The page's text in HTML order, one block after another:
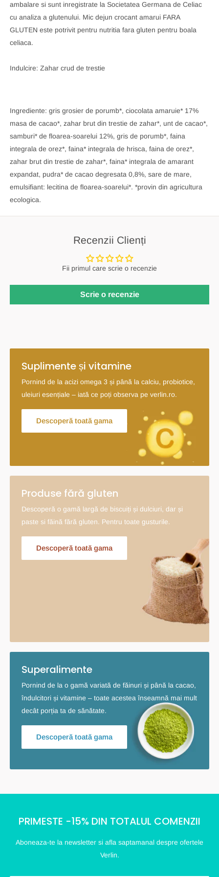
ambalare si sunt inregistrate la Societatea Germana de Celiac
cu analiza a glutenului. Mic dejun crocant amarui FARA
GLUTEN este potrivit pentru nutritia fara gluten pentru boala
celiaca.
Indulcire: Zahar crud de trestie
Ingrediente: gris grosier de porumb*, ciocolata amaruie* 17%
masa de cacao*, zahar brut din trestie de zahar*, unt de cacao*,
samburi* de floarea-soarelui 12%, gris de porumb*, faina
integrala de orez*, faina* integrala de hrisca, faina de orez*,
zahar brut din trestie de zahar*, faina* integrala de amarant
expandat, pudra* de cacao degresata 0,8%, sare de mare,
emulsifiant: lecitina de floarea-soarelui*. *provin din agricultura
ecologica.
Recenzii Clienți
Fii primul care scrie o recenzie
Scrie o recenzie
Suplimente și vitamine
Pornind de la acizi omega 3 și până la calciu, probiotice,
uleiuri esențiale – iată ce poți observa pe verlin.ro.
Descoperă toată gama
Produse fără gluten
Descoperă o gamă largă de biscuiți și dulciuri, dar și
paste si făină fără gluten. Pentru toate gusturile.
Descoperă toată gama
Superalimente
Pornind de la o gamă variată de făinuri și până la cacao,
îndulcitori și vitamine – toate acestea înseamnă mai mult
decât porția ta de sănătate.
Descoperă toată gama
PRIMESTE -15% DIN TOTALUL COMENZII
Aboneaza-te la newsletter si afla saptamanal despre ofertele
Verlin.